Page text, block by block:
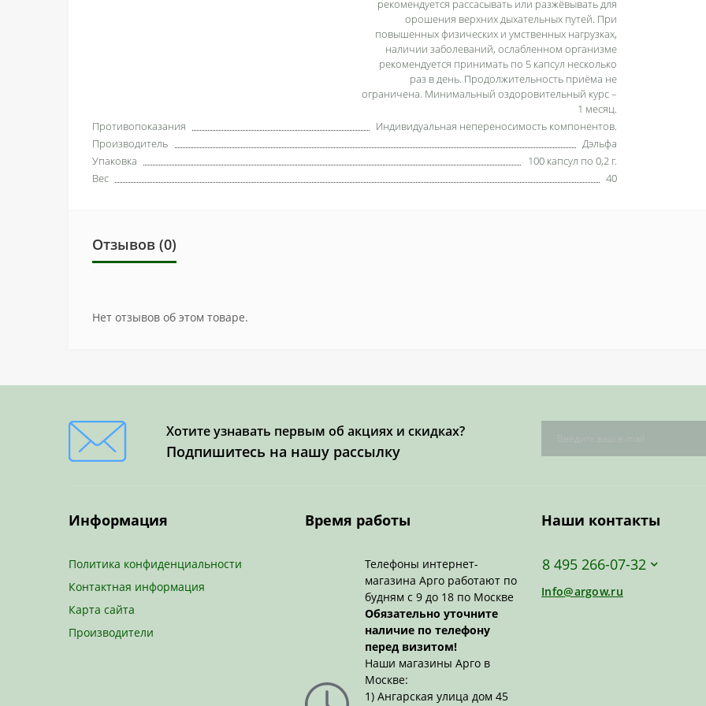
рекомендуется рассасывать или разжёвывать для
орошения верхних дыхательных путей. При
повышенных физических и умственных нагрузках,
наличии заболеваний, ослабленном организме
рекомендуется принимать по 5 капсул несколько
раз в день. Продолжительность приёма не
ограничена. Минимальный оздоровительный курс –
1 месяц.
Противопоказания
Индивидуальная непереносимость компонентов.
Производитель
Дэльфа
Упаковка
100 капсул по 0,2 г.
Вес
40
Отзывов (0)
Нет отзывов об этом товаре.
Хотите узнавать первым об акциях и скидках?
Подпишитесь на нашу рассылку
Информация
Политика конфиденциальности
Контактная информация
Карта сайта
Производители
Время работы
Телефоны интернет-
магазина Арго работают по
будням с 9 до 18 по Москве
Обязательно уточните
наличие по телефону
перед визитом!
Наши магазины Арго в
Москве:
1) Ангарская улица дом 45
Наши контакты
8 495 266-07-32
Info@argow.ru